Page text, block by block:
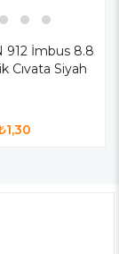
912 İmbus 8.8
Cıvata Siyah